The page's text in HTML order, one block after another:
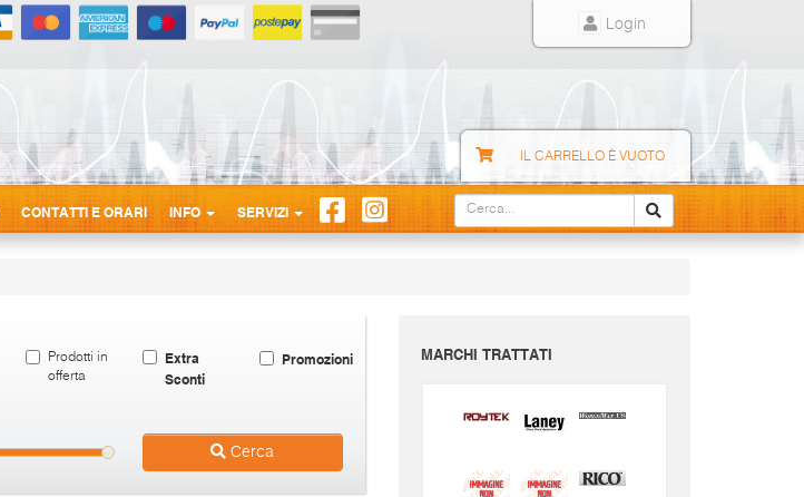
Login
IL CARRELLO È VUOTO
CONTATTI E ORARI INFO SERVIZI
Prodotti in
offerta
Extra
Sconti
Promozioni
Cerca
MARCHI TRATTATI